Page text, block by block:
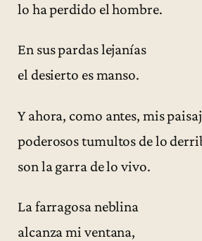
lo ha perdido el hombre.
En sus pardas lejanías
el desierto es manso.
Y ahora, como antes, mis
poderosos tumultos de lo
son la garra de lo vivo.
La farragosa neblina
alcanza mi ventana,